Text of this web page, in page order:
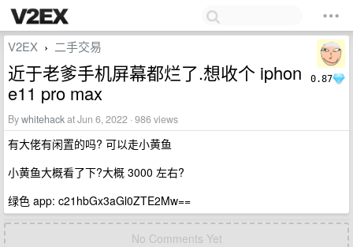
0.87
V2EX › 二手交易
近于老爹手机屏幕都烂了.想收个 iphon
e11 pro max
Bywhitehackat Jun 6, 2022 · 986 views
有大佬有闲置的吗? 可以走小黄鱼
小黄鱼大概看了下?大概 3000 左右?
绿色 app: c21hbGx3aGl0ZTE2Mw==
No Comments Yet